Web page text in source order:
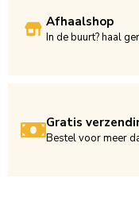
Afhaalshop
In de buurt? haal
Gratis
Bestel voor meer